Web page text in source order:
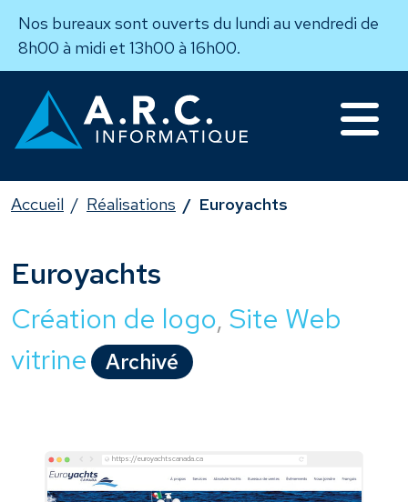
Nos bureaux sont ouverts du lundi au vendredi de
8h00 à midi et 13h00 à 16h00.
Accueil Réalisations Euroyachts
Euroyachts
Création de logo Site Web
vitrine
Archivé
https://euroyachtscanada.ca